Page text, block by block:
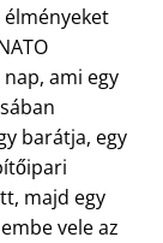
ami egy
barátja, egy
majd egy
vele az